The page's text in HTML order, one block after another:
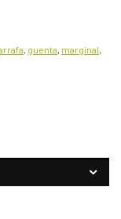
, guenta, marginal,